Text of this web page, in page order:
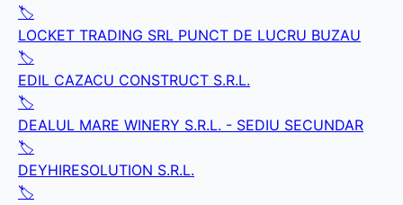
🏷️
LOCKET TRADING SRL PUNCT DE LUCRU BUZAU
🏷️
EDIL CAZACU CONSTRUCT S.R.L.
🏷️
DEALUL MARE WINERY S.R.L. - SEDIU SECUNDAR
🏷️
DEYHIRESOLUTION S.R.L.
🏷️